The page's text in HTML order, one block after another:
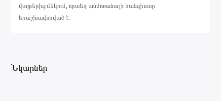
վայրերից մեկում, որտեղ անմոռանալի հանգիստը
երաշխավորված է.
Նկարներ